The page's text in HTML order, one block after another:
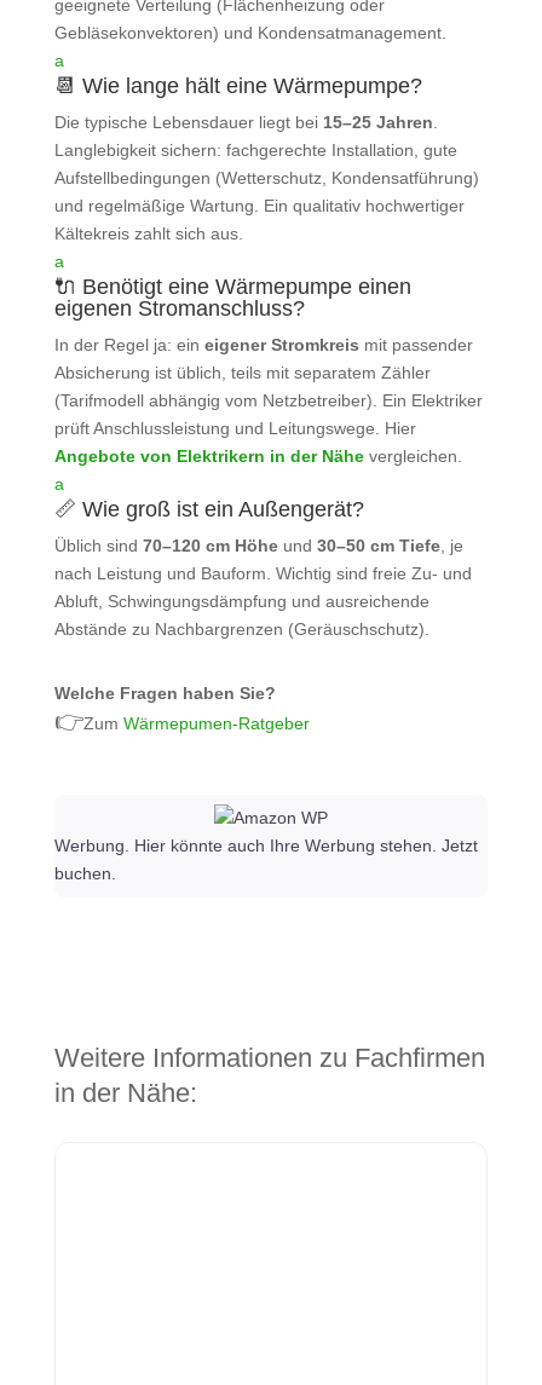
geeignete Verteilung (Flächenheizung oder
Gebläsekonvektoren) und Kondensatmanagement.
a
📆 Wie lange hält eine Wärmepumpe?
Die typische Lebensdauer liegt bei 15–25 Jahren
Langlebigkeit sichern: fachgerechte Installation, gute
Aufstellbedingungen (Wetterschutz, Kondensatführung)
und regelmäßige Wartung. Ein qualitativ hochwertiger
Kältekreis zahlt sich aus.
a
🔌 Benötigt eine Wärmepumpe einen
eigenen Stromanschluss?
In der Regel ja: ein eigener Stromkreis mit passender
Absicherung ist üblich, teils mit separatem Zähler
(Tarifmodell abhängig vom Netzbetreiber). Ein Elektriker
prüft Anschlussleistung und Leitungswege. Hier
Angebote von Elektrikern in der Nähe vergleichen.
a
📏 Wie groß ist ein Außengerät?
Üblich sind 70–120 cm Höheund 30–50 cm Tiefe, je
nach Leistung und Bauform. Wichtig sind freie Zu‑ und
Abluft, Schwingungsdämpfung und ausreichende
Abstände zu Nachbargrenzen (Geräuschschutz).
Welche Fragen haben Sie?
👉Zum Wärmepumen-Ratgeber
Werbung. Hier könnte auch Ihre Werbung stehen. Jetzt
buchen.
Weitere Informationen zu Fachfirmen
in der Nähe: